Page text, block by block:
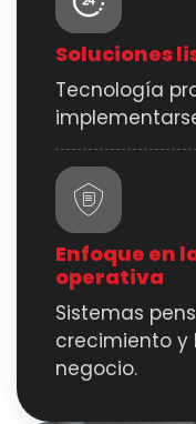
Soluciones
Tecnología
Enfoque en
operativa
Sistemas
crecimiento y
negocio.